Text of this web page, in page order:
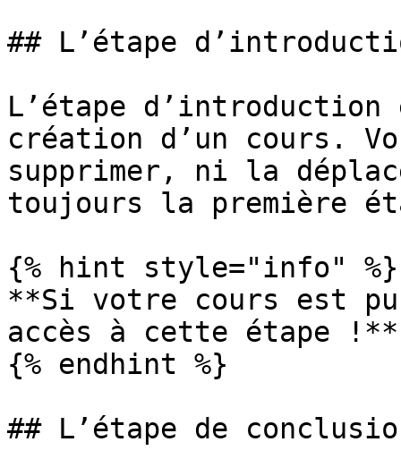
## L’étape
L’étape
création d’un cours.
supprimer, ni la
toujours la première
{% hint style="info" %}
**Si votre cours est
accès à cette étape !**
{% endhint %}
## L’étape de